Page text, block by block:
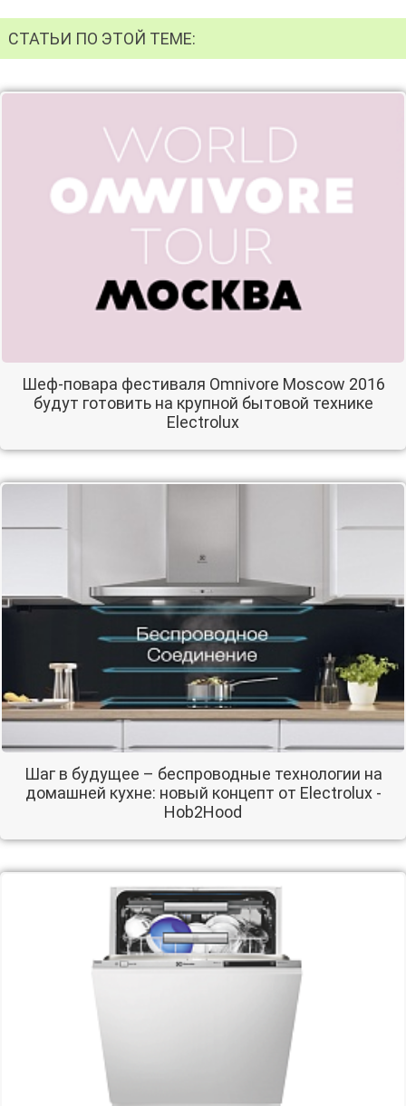
СТАТЬИ ПО ЭТОЙ ТЕМЕ:
Шеф-повара фестиваля Omnivore Moscow 2016
будут готовить на крупной бытовой технике
Electrolux
Шаг в будущее – беспроводные технологии на
домашней кухне: новый концепт от Electrolux -
Hob2Hood